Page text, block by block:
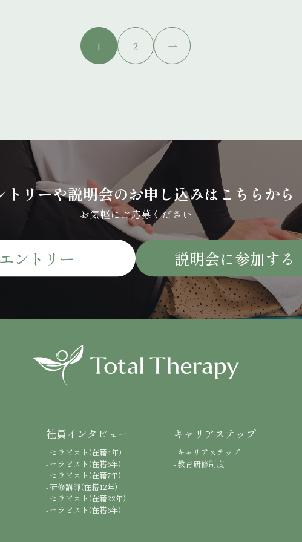
1 2
トリーや説明会のお申し込みはこちらから
お気軽にご応募ください
ントリー 説明会に参加する
社員インタビュー
- セラピスト(在籍4年)
- セラピスト(在籍6年)
- セラピスト(在籍7年)
- 研修講師(在籍12年)
- セラピスト(在籍22年)
- セラピスト(在籍6年)
キャリアステップ
- キャリアステップ
- 教育研修制度